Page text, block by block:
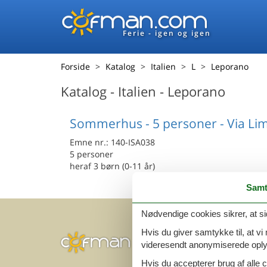
Ferie - igen og igen
Forside Katalog Italien L Leporano
Katalog - Italien - Leporano
Sommerhus - 5 personer - Via
Emne nr.: 140-ISA038
5 personer
heraf 3 børn (0-11 år)
Nødvendige cookies sikrer, at
Hvis du giver samtykke til, at vi
videresendt anonymiserede
Hvis du accepterer brug af alle